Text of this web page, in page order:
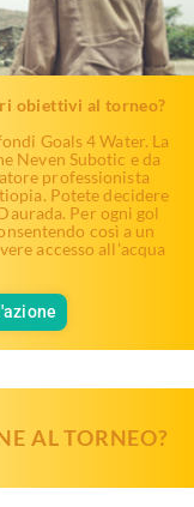
obiettivi al torneo?
Goals 4 Water. La
Neven Subotic e da
professionista
Potete decidere
Per ogni gol
così a un
accesso all'acqua
AL TORNEO?